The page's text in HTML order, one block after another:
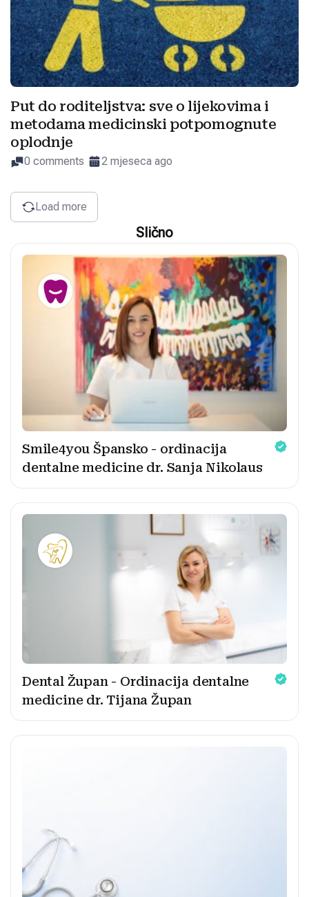
Put do roditeljstva: sve o lijekovima i
metodama medicinski potpomognute
oplodnje
0 comments 2 mjeseca ago
Load more
Slično
Smile4you Špansko - ordinacija
dentalne medicine dr. Sanja Nikolaus
Dental Župan - Ordinacija dentalne
medicine dr. Tijana Župan